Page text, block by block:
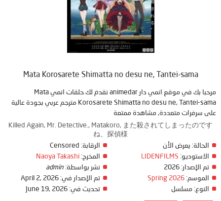
Mata Korosarete Shimatta no desu ne, Tantei-sama
مرحبا بك في موقع انمي دار animedar نقدم لك حلقات انمي Mata
Korosarete Shimatta no desu ne, Tantei-sama مترجم عربي بجودة عالية
على سرفرات متعددة, مشاهدة ممتعة
Killed Again, Mr. Detective., Matakoro, また殺されてしまったのです
ね、探偵様
الحالة: يعرض الأن
الاستوديو: LIDENFILMS
تم الإصدار:
الموسم: Spring 2026
النوع: مسلسل
الرقابة:
المخرج: Naoya Takashi
نشر بواسطة: admin
تم الإصدار في: April 2, 2026
تحديث في: June 19, 2026